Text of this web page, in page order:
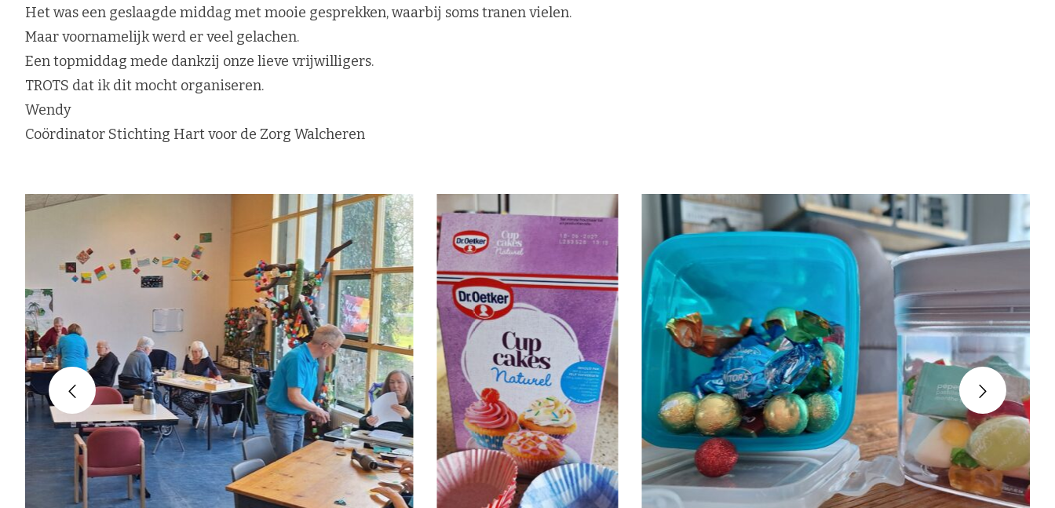
Waar ben je naar op zoek?
Het was een geslaagde middag met mooie gesprekken, waarbij soms tranen vielen.
Maar voornamelijk werd er veel gelachen.
Een topmiddag mede dankzij onze lieve vrijwilligers.
TROTS dat ik dit mocht organiseren.
Wendy
Coördinator Stichting Hart voor de Zorg Walcheren